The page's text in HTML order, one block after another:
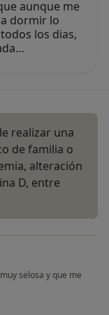
aunque me
dormir lo
los dias,
realizar una
de familia o
alteración
D, entre
selosa y que me